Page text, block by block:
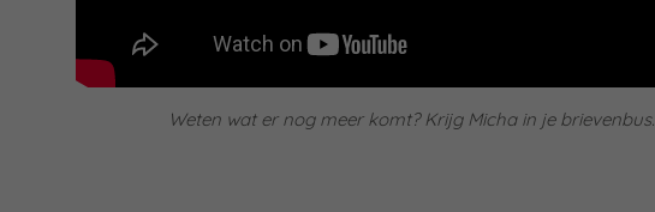
Weten wat er nog meer komt? Krijg Micha in je brievenbus.